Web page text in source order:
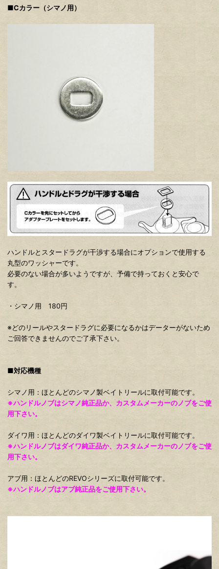
■Cカラー（シマノ用）
ハンドルとスタードラグが干渉する場合にオプションで使用する
丸型のワッシャーです。
必要のない場合が多いようですが、予備で持っておくと安心で
す。
・シマノ用 180円
※どのリールやスタードラグに必要になるかはデーターがないため
ご回答できませんのでご了承下さい。
■対応機種
シマノ用：ほとんどのシマノ製ベイトリールに取付可能です。
※ハンドルノブはシマノ純正品か、カスタムメーカーのノブをご使
用下さい。
ダイワ用：ほとんどのダイワ製ベイトリールに取付可能です。
※ハンドルノブはダイワ純正品か、カスタムメーカーのノブをご使
用下さい。
アブ用：ほとんどのREVOシリーズに取付可能です。
※ハンドルノブはアブ純正品をご使用下さい。